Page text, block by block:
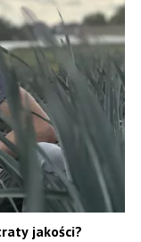
jakości?